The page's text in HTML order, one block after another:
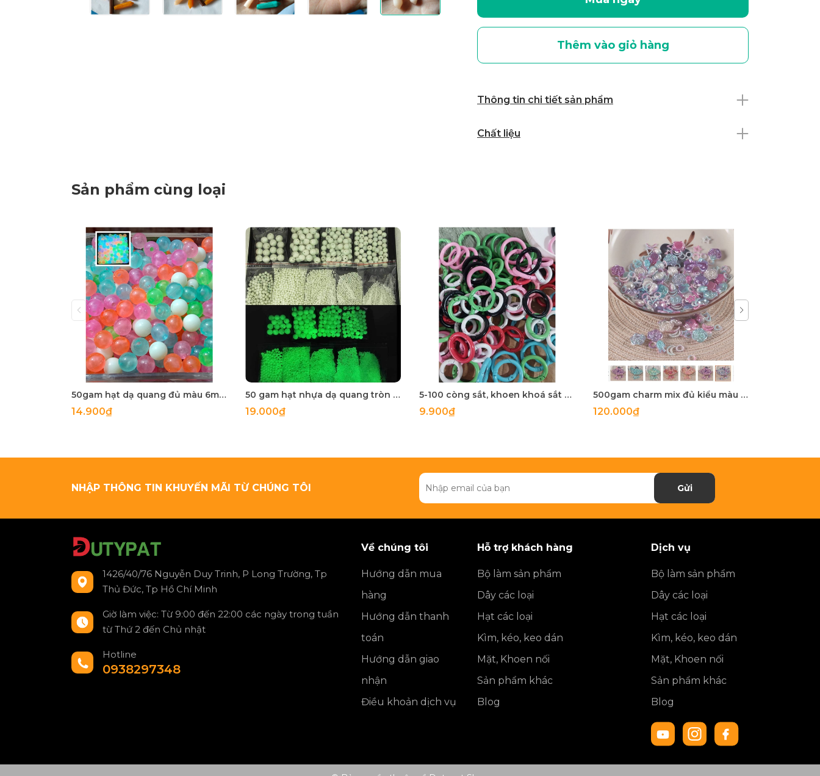
Thêm vào giỏ hàng
Thông tin chi tiết sản phẩm
Chất liệu
Sản phẩm cùng loại
50gam hạt dạ quang đủ màu 6mm, 8mm, 10mm, 12mm, hạt nhựa tròn
14.900₫
50 gam hạt nhựa dạ quang tròn đủ size 4mm, 5mm, 6mm, 8mm, 10mm, 12mm, 14mm, 16mm ,18mm , 10mm, 22mm, 25mm
19.000₫
5-100 còng sắt, khoen khoá sắt mix màu 20mm, 25mm, 28mm
9.900₫
500gam charm mix đủ kiểu màu ngọc trai, hạt charm mix đủ kiểu
120.000₫
NHẬP THÔNG TIN KHUYẾN MÃI TỪ CHÚNG TÔI Gửi
1426/40/76 Nguyễn Duy Trinh, P Long Trường, Tp
Thủ Đức, Tp Hồ Chí Minh
Giờ làm việc: Từ 9:00 đến 22:00 các ngày trong tuần
từ Thứ 2 đến Chủ nhật
Hotline
0938297348
Về chúng tôi
Hướng dẫn mua
hàng
Hướng dẫn thanh
toán
Hướng dẫn giao
nhận
Điều khoản dịch vụ
Hỗ trợ khách hàng
Bộ làm sản phẩm
Dây các loại
Hạt các loại
Kìm, kéo, keo dán
Mặt, Khoen nối
Sản phẩm khác
Blog
Dịch vụ
Bộ làm sản phẩm
Dây các loại
Hạt các loại
Kìm, kéo, keo dán
Mặt, Khoen nối
Sản phẩm khác
Blog